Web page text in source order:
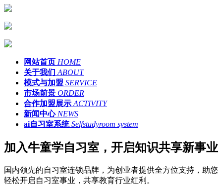
网站首页 HOME
关于我们 ABOUT
模式与加盟 SERVICE
市场前景 ORDER
合作加盟展示 ACTIVITY
新闻中心 NEWS
ai自习室系统 Selfstudyroom system
加入牛童学自习室，开启知识共享新事业
国内领先的自习室连锁品牌，为创业者提供全方位支持，助您
轻松开启自习室事业，共享教育行业红利。